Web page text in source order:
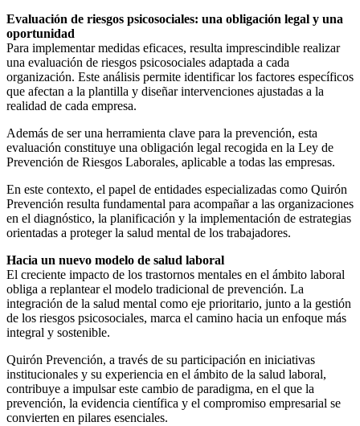
Evaluación de riesgos psicosociales: una obligación legal y una
oportunidad
Para implementar medidas eficaces, resulta imprescindible realizar
una evaluación de riesgos psicosociales adaptada a cada
organización. Este análisis permite identificar los factores específicos
que afectan a la plantilla y diseñar intervenciones ajustadas a la
realidad de cada empresa.
Además de ser una herramienta clave para la prevención, esta
evaluación constituye una obligación legal recogida en la Ley de
Prevención de Riesgos Laborales, aplicable a todas las empresas.
En este contexto, el papel de entidades especializadas como Quirón
Prevención resulta fundamental para acompañar a las organizaciones
en el diagnóstico, la planificación y la implementación de estrategias
orientadas a proteger la salud mental de los trabajadores.
Hacia un nuevo modelo de salud laboral
El creciente impacto de los trastornos mentales en el ámbito laboral
obliga a replantear el modelo tradicional de prevención. La
integración de la salud mental como eje prioritario, junto a la gestión
de los riesgos psicosociales, marca el camino hacia un enfoque más
integral y sostenible.
Quirón Prevención, a través de su participación en iniciativas
institucionales y su experiencia en el ámbito de la salud laboral,
contribuye a impulsar este cambio de paradigma, en el que la
prevención, la evidencia científica y el compromiso empresarial se
convierten en pilares esenciales.